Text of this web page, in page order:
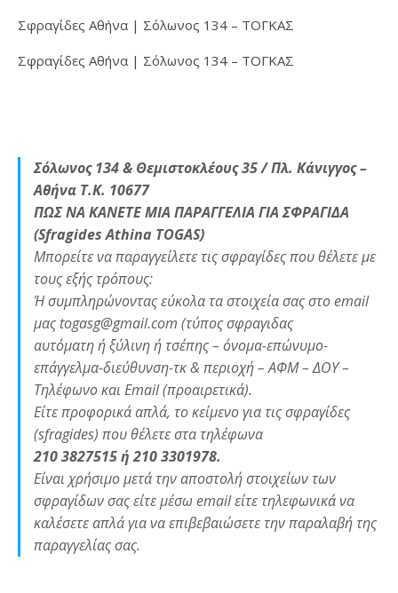
Σφραγίδες Αθήνα | Σόλωνος 134 – ΤΟΓΚΑΣ
Σφραγίδες Αθήνα | Σόλωνος 134 – ΤΟΓΚΑΣ
Σόλωνος 134 & Θεμιστοκλέους 35 / Πλ. Κάνιγγος –
Αθήνα Τ.Κ. 10677
ΠΩΣ ΝΑ ΚΑΝΕΤΕ ΜΙΑ ΠΑΡΑΓΓΕΛΙΑ ΓΙΑ ΣΦΡΑΓΙΔΑ
(Sfragides Athina TOGAS)
Μπορείτε να παραγγείλετε τις σφραγίδες που θέλετε με
τους εξής τρόπους:
Ή συμπληρώνοντας εύκολα τα στοιχεία σας στο email
μας togasg@gmail.com (τύπος σφραγιδας
αυτόματη ή ξύλινη ή τσέπης – όνομα-επώνυμο-
επάγγελμα-διεύθυνση-τκ & περιοχή – ΑΦΜ – ΔΟΥ –
Τηλέφωνο και Email (προαιρετικά).
Είτε προφορικά απλά, το κείμενο για τις σφραγίδες
(sfragides) που θέλετε στα τηλέφωνα
210 3827515 ή 210 3301978.
Είναι χρήσιμο μετά την αποστολή στοιχείων των
σφραγίδων σας είτε μέσω email είτε τηλεφωνικά να
καλέσετε απλά για να επιβεβαιώσετε την παραλαβή της
παραγγελίας σας.